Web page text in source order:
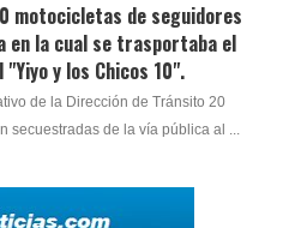
motocicletas de seguidores
en la cual se trasportaba el
y los Chicos 10".
de la Dirección de Tránsito 20
secuestradas de la vía pública al ...